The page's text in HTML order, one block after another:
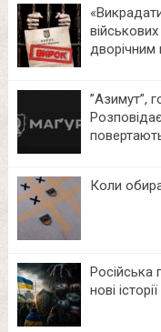
дворічним
⁨”Азимут”,
Коли
Російська
нові